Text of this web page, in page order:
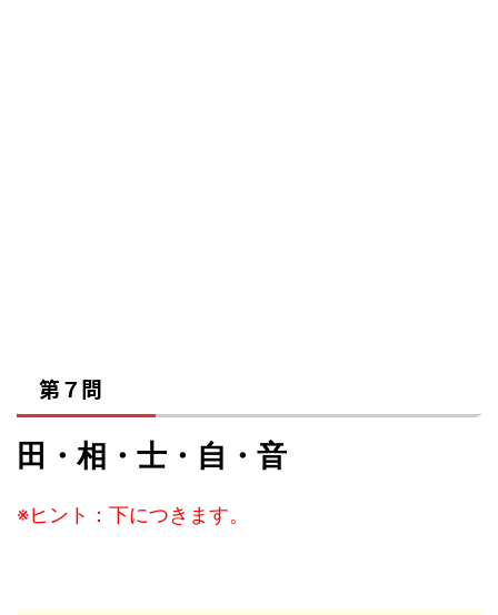
第７問
田・相・士・自・音
※ヒント：下につきます。